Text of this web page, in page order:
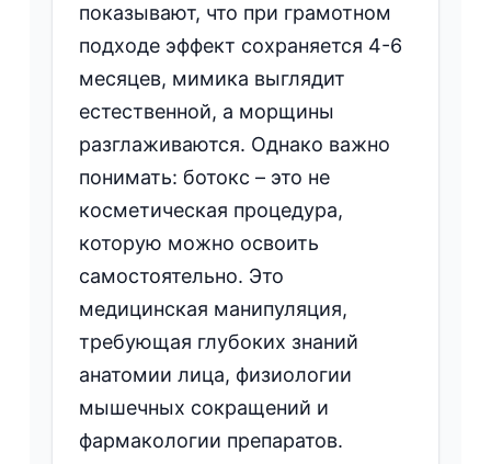
показывают, что при грамотном
подходе эффект сохраняется 4-6
месяцев, мимика выглядит
естественной, а морщины
разглаживаются. Однако важно
понимать: ботокс – это не
косметическая процедура,
которую можно освоить
самостоятельно. Это
медицинская манипуляция,
требующая глубоких знаний
анатомии лица, физиологии
мышечных сокращений и
фармакологии препаратов.